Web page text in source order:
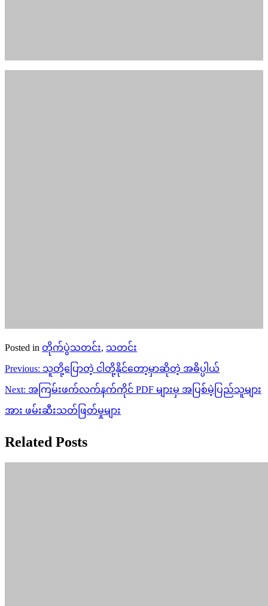
Posted in တိုက်ပွဲသတင်း, သတင်း
Post
navigation
Previous: သူတို့ပြောတဲ့ ငါတို့နိုင်တော့မှာဆိုတဲ့ အဓိပ္ပါယ်
Next: အကြမ်းဖက်လက်နက်ကိုင် PDF များမှ အပြစ်မဲ့ပြည်သူများ
အား ဖမ်းဆီးသတ်ဖြတ်မှုများ
Related Posts